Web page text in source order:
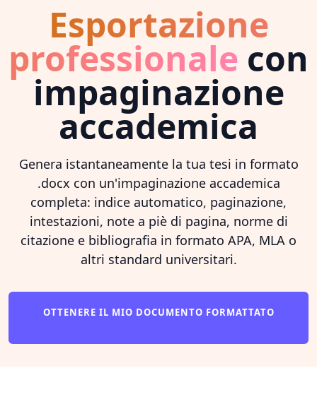
Esportazione
professionale con
impaginazione
accademica
Genera istantaneamente la tua tesi in formato
.docx con un'impaginazione accademica
completa: indice automatico, paginazione,
intestazioni, note a piè di pagina, norme di
citazione e bibliografia in formato APA, MLA o
altri standard universitari.
OTTENERE IL MIO DOCUMENTO FORMATTATO